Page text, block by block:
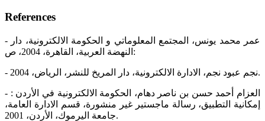
References
- عمر محمد يونس، المجتمع المعلوماتي و الحكومة الالكترونية، دار
النهضة العربية، القاهرة، 2004، ص:
- نجم عبود نجم، الادارة الالكترونية، دار المريخ للنشر، الرياض، 2004.
- العزام أحمد حسن بن ناصر دهام، الحكومة الالكترونية في الأردن :
إمكانية التطبيق، رسالة ماجستير غير منشورة، قسم الادارة العامة،
جامعة اليرموك، الأردن، 2001.